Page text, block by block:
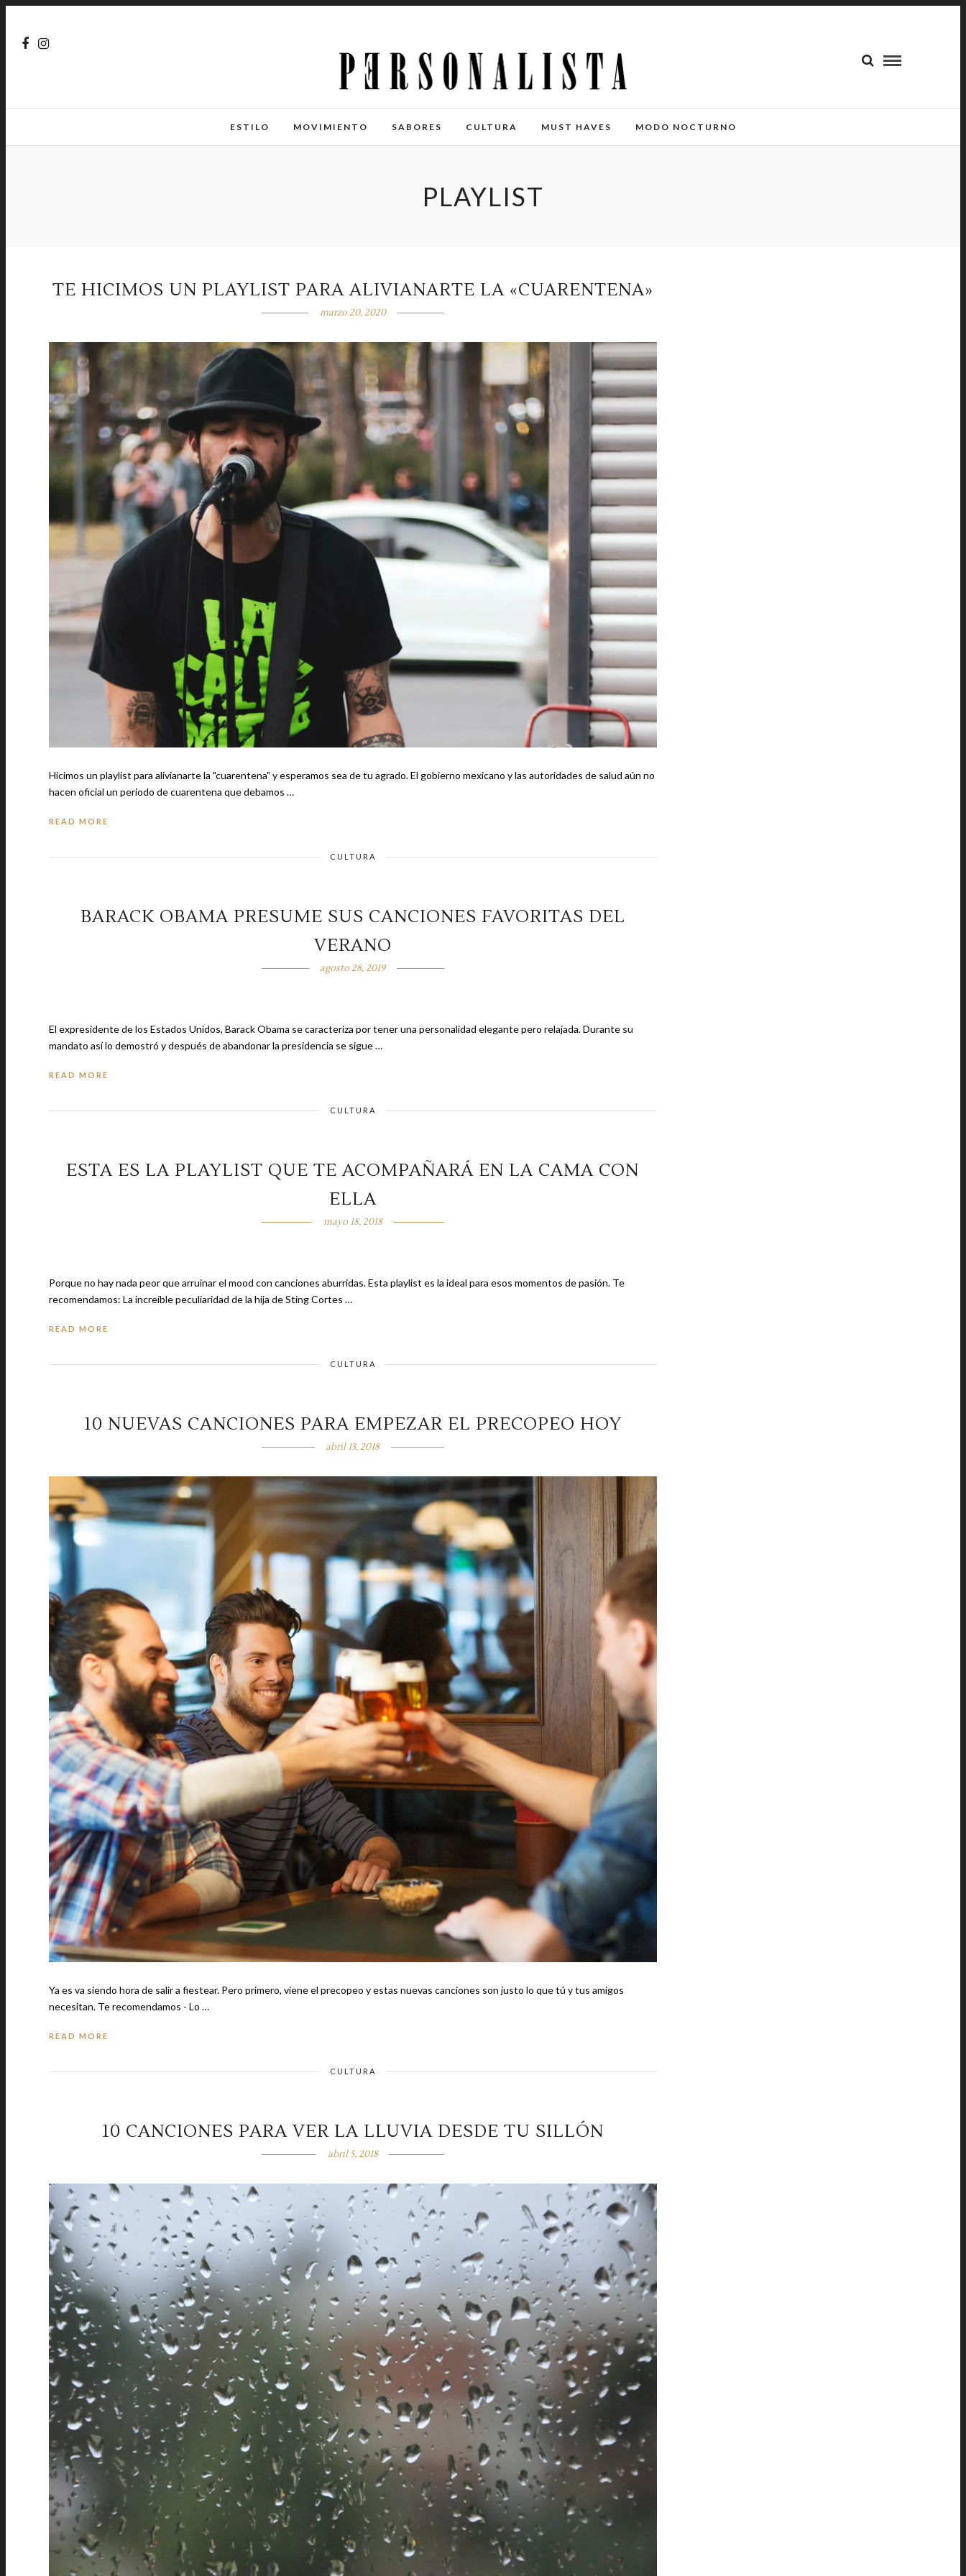
ESTILO MOVIMIENTO SABORES CULTURA MUST HAVES MODO NOCTURNO
PLAYLIST
TE HICIMOS UN PLAYLIST PARA ALIVIANARTE LA «CUARENTENA»
marzo 20, 2020
Hicimos un playlist para alivianarte la "cuarentena" y esperamos sea de tu agrado. El gobierno mexicano y las autoridades de salud aún no
hacen oficial un periodo de cuarentena que debamos …
READ MORE
CULTURA
BARACK OBAMA PRESUME SUS CANCIONES FAVORITAS DEL
VERANO
agosto 28, 2019
El expresidente de los Estados Unidos, Barack Obama se caracteriza por tener una personalidad elegante pero relajada. Durante su
mandato así lo demostró y después de abandonar la presidencia se sigue …
READ MORE
CULTURA
ESTA ES LA PLAYLIST QUE TE ACOMPAÑARÁ EN LA CAMA CON
ELLA
mayo 18, 2018
Porque no hay nada peor que arruinar el mood con canciones aburridas. Esta playlist es la ideal para esos momentos de pasión. Te
recomendamos: La increíble peculiaridad de la hija de Sting Cortes …
READ MORE
CULTURA
10 NUEVAS CANCIONES PARA EMPEZAR EL PRECOPEO HOY
abril 13, 2018
Ya es va siendo hora de salir a fiestear. Pero primero, viene el precopeo y estas nuevas canciones son justo lo que tú y tus amigos
necesitan. Te recomendamos - Lo …
READ MORE
CULTURA
10 CANCIONES PARA VER LA LLUVIA DESDE TU SILLÓN
abril 5, 2018